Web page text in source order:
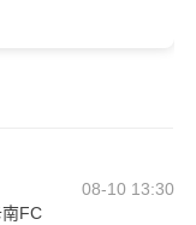
08-10 13:30
FC